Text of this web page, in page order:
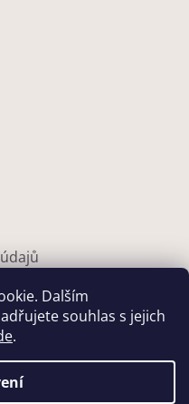
Dalším
souhlas s jejich
.